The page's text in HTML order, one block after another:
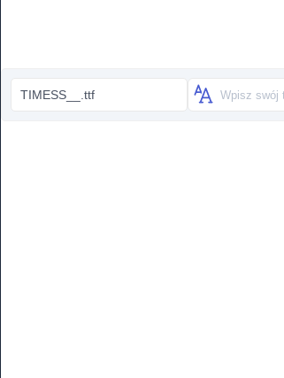
TIMESS__.ttf